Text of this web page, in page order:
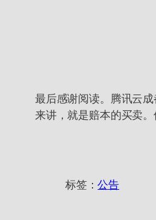
最后感谢阅读。腾讯云
来讲，就是赔本的买卖
标签：公告